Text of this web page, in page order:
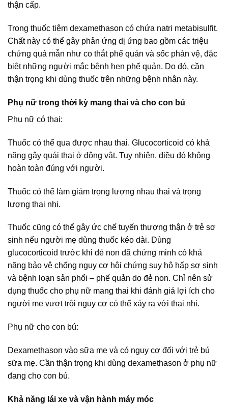
thận cấp.
Trong thuốc tiêm dexamethason có chứa natri metabisulfit.
Chất này có thể gây phản ứng dị ứng bao gồm các triệu
chứng quá mẫn như co thắt phế quản và sốc phản vệ, đặc
biệt những người mắc bệnh hen phế quản. Do đó, cần
thận trọng khi dùng thuốc trên những bệnh nhân này.
Phụ nữ trong thời kỳ mang thai và cho con bú
Phụ nữ có thai:
Thuốc có thể qua được nhau thai. Glucocorticoid có khả
năng gây quái thai ở động vật. Tuy nhiên, điều đó không
hoàn toàn đúng với người.
Thuốc có thể làm giảm trọng lượng nhau thai và trọng
lượng thai nhi.
Thuốc cũng có thể gây ức chế tuyến thượng thận ở trẻ sơ
sinh nếu người mẹ dùng thuốc kéo dài. Dùng
glucocorticoid trước khi đẻ non đã chứng minh có khả
năng bảo vệ chống nguy cơ hội chứng suy hô hấp sơ sinh
và bệnh loạn sản phổi – phế quản do đẻ non. Chỉ nên sử
dụng thuốc cho phụ nữ mang thai khi đánh giá lợi ích cho
người mẹ vượt trội nguy cơ có thể xảy ra với thai nhi.
Phụ nữ cho con bú:
Dexamethason vào sữa mẹ và có nguy cơ đối với trẻ bú
sữa mẹ. Cần thận trọng khi dùng dexamethason ở phụ nữ
đang cho con bú.
Khả năng lái xe và vận hành máy móc